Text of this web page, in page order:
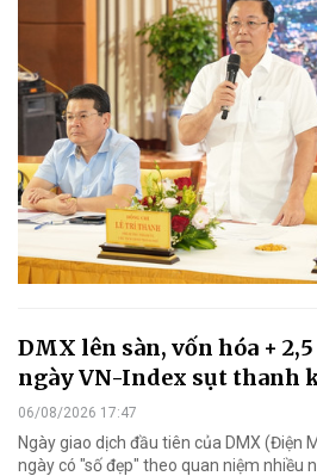
DMX lên sàn, vốn hóa +
ngày VN-Index sụt thanh
06/08/2026 17:47
Ngày giao dịch đầu tiên của DMX (Điện
ngày có "số đẹp" theo quan niệm nhiều